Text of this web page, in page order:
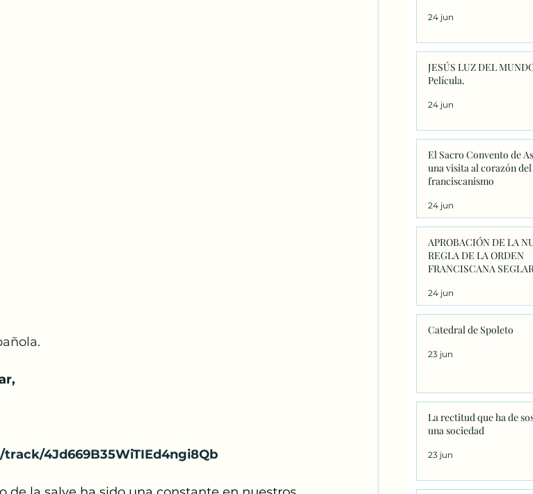
4Jd669B35WiTIEd4ngi8Qb
24 jun
JESÚS LUZ DEL
Película.
24 jun
El Sacro Convento de
una visita al corazón del
franciscanismo
24 jun
APROBACIÓN DE LA
REGLA DE LA ORDEN
FRANCISCANA
24 jun
Catedral de Spoleto
23 jun
La rectitud que ha de
una sociedad
23 jun